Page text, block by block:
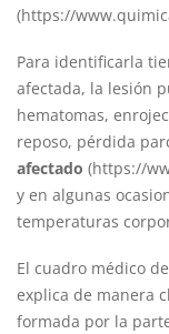
(https://
Para identificarla
afectada, la lesión
hematomas,
reposo, pérdida
afectado (https://
y en algunas
temperaturas
El cuadro médico
explica de manera
formada por la